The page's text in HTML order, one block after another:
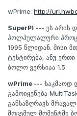
wPrime: http://
SuperPI --- ეს არის
პოლპულალური
1995 წლიდან. მისი
ტესტირება, ანუ
ბოლო ვერსიაა 1.5
wPrime --- საკმაოდ
გამოიყენება
განსაზღრავს
მოცემულ მომენტში